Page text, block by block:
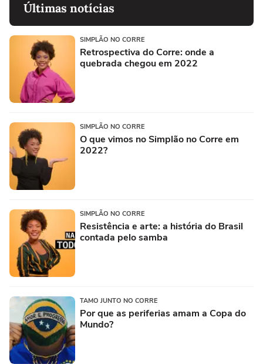
Últimas notícias
SIMPLÃO NO CORRE
Retrospectiva do Corre: onde a
quebrada chegou em 2022
SIMPLÃO NO CORRE
O que vimos no Simplão no Corre em
2022?
SIMPLÃO NO CORRE
Resistência e arte: a história do Brasil
contada pelo samba
TAMO JUNTO NO CORRE
Por que as periferias amam a Copa do
Mundo?